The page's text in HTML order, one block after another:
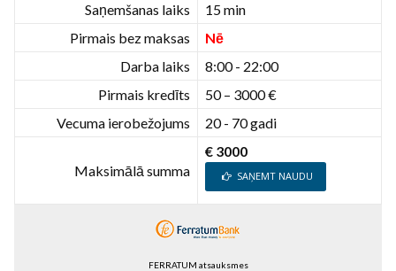
Saņemšanas laiks
15 min
Pirmais bez maksas
Nē
Darba laiks
8:00 - 22:00
Pirmais kredīts
50 – 3000 €
Vecuma ierobežojums
20 - 70 gadi
Maksimālā summa
€ 3000
SAŅEMT NAUDU
FERRATUM atsauksmes